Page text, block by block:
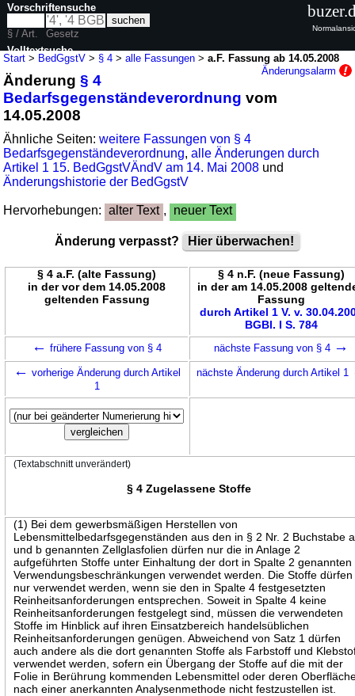
Start > BedGgstV > § 4 >alle Fassungen >a.F. Fassung ab 14.05.2008
Änderungsalarm
Änderung§ 4
Bedarfsgegenständeverordnung vom
14.05.2008
Ähnliche Seiten:weitere Fassungen von § 4
Bedarfsgegenständeverordnung,alle Änderungen durch
Artikel 1 15. BedGgstVÄndV am 14. Mai 2008 und
Änderungshistorie der BedGgstV
Hervorhebungen: alter Text , neuer Text
Änderung verpasst? Hier überwachen!
§ 4 a.F. (alte Fassung)
in der vor dem 14.05.2008
geltenden Fassung
§ 4 n.F. (neue Fassung)
in der am 14.05.2008
Fassung
durch Artikel 1 V. v.
BGBl. I S. 784
← frühere Fassung von § 4 nächste Fassung von § 4 →
← vorherige Änderung durch Artikel
1
nächste Änderung durch Artikel 1
(Textabschnitt unverändert)
§ 4 Zugelassene Stoffe
(1) Bei dem gewerbsmäßigen Herstellen von
Lebensmittelbedarfsgegenständen aus den in § 2 Nr. 2 Buchstabe a
und b genannten Zellglasfolien dürfen nur die in Anlage 2
aufgeführten Stoffe unter Einhaltung der dort in Spalte 2 genannten
Verwendungsbeschränkungen verwendet werden. Die Stoffe dürfen
nur verwendet werden, wenn sie den in Spalte 4 festgesetzten
Reinheitsanforderungen entsprechen. Soweit in Spalte 4 keine
Reinheitsanforderungen festgelegt sind, müssen die verwendeten
Stoffe im Hinblick auf ihren Einsatzbereich handelsüblichen
Reinheitsanforderungen genügen. Abweichend von Satz 1 dürfen
auch andere als die dort genannten Stoffe als Farbstoff und
verwendet werden, sofern ein Übergang der Stoffe auf die mit der
Folie in Berührung kommenden Lebensmittel oder deren
nach einer anerkannten Analysenmethode nicht festzustellen ist.
Vorschriftensuche
§ / Art.
Gesetz
Volltextsuche
nur in BedGgstV